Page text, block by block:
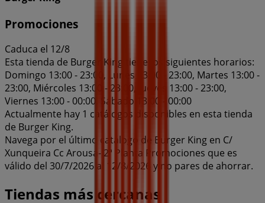
Promociones
Caduca el 12/8
Esta tienda de Burger King tiene los siguientes horarios:
Domingo 13:00 - 23:00, Lunes 13:00 - 23:00, Martes 13:00 -
23:00, Miércoles 13:00 - 23:00, Jueves 13:00 - 23:00,
Viernes 13:00 - 00:00, Sábado 13:00 - 00:00
Actualmente hay 1 catálogos disponibles en esta tienda
de Burger King.
Navega por el último catálogo de Burger King en C/
Xunqueira Cc Arousa- 2ª Planta Promociones que es
válido del 30/7/2026 al 12/8/2026 y no pares de ahorrar.
Tiendas más cercanas